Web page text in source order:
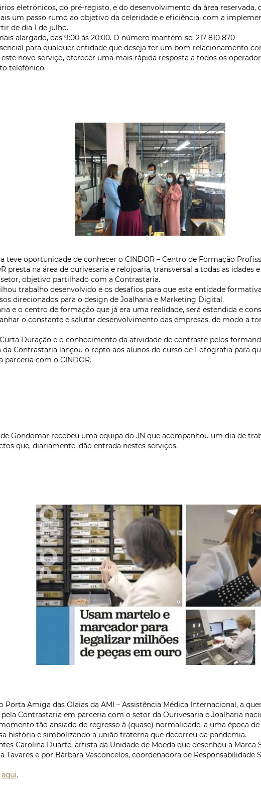
eletrónicos, do pré-registo, e do desenvolvimento da área
um passo rumo ao objetivo da celeridade e eficiência, com a
de dia 1 de julho.
alargado, das 9:00 às 20:00. O número mantém-se: 217 810 870
para qualquer entidade que deseja ter um bom relacionamento
novo serviço, oferecer uma mais rápida resposta a todos os
telefónico.
teve oportunidade de conhecer o CINDOR – Centro de Formação
presta na área de ourivesaria e relojoaria, transversal a todas as
objetivo partilhado com a Contrastaria.
trabalho desenvolvido e os desafios para que esta entidade
direcionados para o design de Joalharia e Marketing Digital.
e o centro de formação que já era uma realidade, será estendida e
o constante e salutar desenvolvimento das empresas, de modo a
Duração e o conhecimento da atividade de contraste pelos
Contrastaria lançou o repto aos alunos do curso de Fotografia para
parceria com o CINDOR.
Gondomar recebeu uma equipa do JN que acompanhou um dia de
que, diariamente, dão entrada nestes serviços.
Porta Amiga das Olaias da AMI – Assistência Médica Internacional, a
Contrastaria em parceria com o setor da Ourivesaria e Joalharia
tão ansiado de regresso à (quase) normalidade, a uma época
história e simbolizando a união fraterna que decorreu da pandemia.
Carolina Duarte, artista da Unidade de Moeda que desenhou a
Tavares e por Bárbara Vasconcelos, coordenadora de Responsabilidade
aqui.